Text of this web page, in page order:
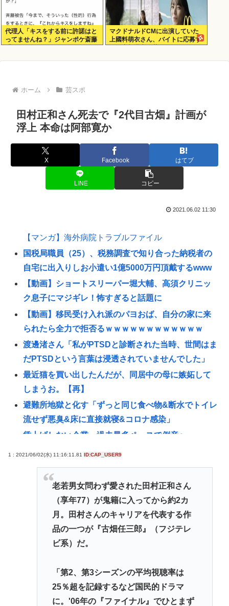
代理人「キスをする前に許諾はと
ってませんね？」ジャンポケ斎藤
マクドナルドCMに出演していた
上國料萌衣さん、バイトに応募す
ホーム 芸スポ
田村正和さん死去で『2代目古畑』計画が
浮上 本命は阿部寛か
X Facebook はてブ
LINE コピー
2021.06.02 11:30
【マンガ】海外病院トラブルファイル
国税局職員（25）、税務調査で知り合った納税者の
自宅に出入りしお小遣い1億5000万円頂戴するwww
【動画】ショートスリーパー堀大輔、高須クリニッ
ク息子にマジギレ！怖すぎると話題に
【動画】移民受け入れ派のパヨおば、自分の家に来
られたら全力で拒否るｗｗｗｗｗｗｗｗｗｗｗｗ
渡邊渚さん「私がPTSDと診断された当時、世間はま
だPTSDという言葉は浸透されていませんでした」
最近猫を買い出したんだが、同居中の母に嫉妬して
しまうお。【再】
避難所地獄と化す「ずっと同じ食べ物&断水でトイレ
流せず悪臭&床に直接就寝&コロナ感染」
賃上げしない企業 過去最多ペースで倒産へ
高橋名人が左手のバネを取るため手術を決意
チック症のゆうぽん、久々に見たらめっちゃ悪化し
てた…
【悲報】税務職員さん、高齢女性から1.5億借りパク
して競艇に全ツッパwww
うんこ移植でピーナッツアレルギーを克服
【画像】ドイツの水着少女、14歳でこの発育具合
出額が台湾と韓国に抜かれる
一度でも"精神疾患"になったらお終い。壊れた脳を
1 : 2021/06/02(水) 11:16:11.81 ID:CAP_USER9
老若男女問わず愛された田村正和さん
（享年77）が鬼籍に入ってから約2カ
月。田村さんのキャリアを代表する作
品の一つが『古畑任三郎』（フジテレ
ビ系）だ。
「第2、第3シーズンの平均視聴率は
25％超を記録するなど国民的ドラマ
に。'06年の『ファイナル』でひとまず